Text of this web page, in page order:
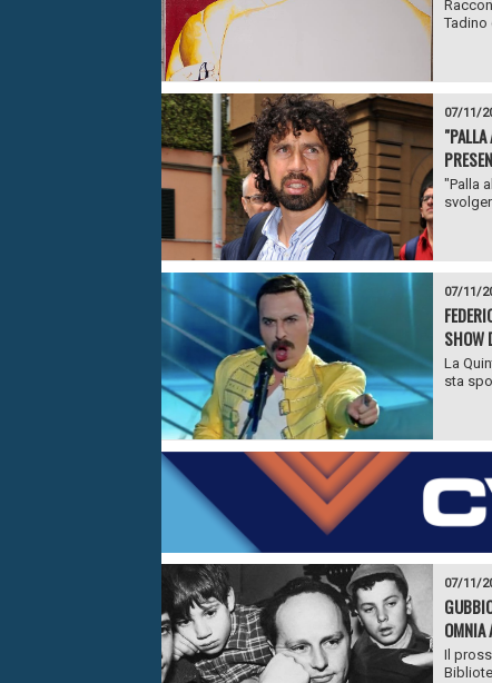
Tadino
07/11/
"Palla
07/11/
SHOW
La
sta
07/11/
Il